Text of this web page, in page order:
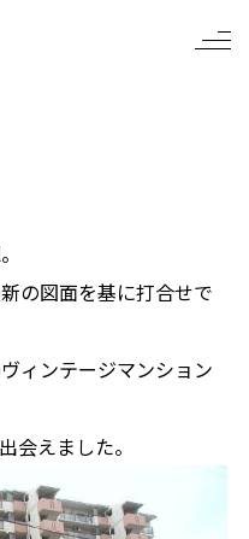
の図面を基に打合せで
ィンテージマンション
会えました。